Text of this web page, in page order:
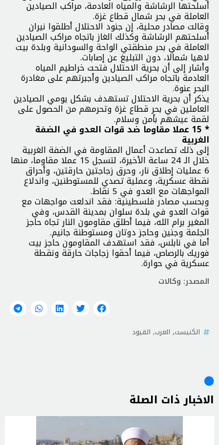
أسلحتها الرشاشة والمياه العادمة، مراكب الصيادين
العاملة في بحر شمال قطاع غزة.
وقالت مصادر محلية، إن جنود الاحتلال أطلقوا نيران
أسلحتهم الرشاشة وكذلك الغاز باتجاه مراكب الصيادين
العاملة في بحر منطقتي الواحة والسودانية وبلدة بيت
لاهيا شمالا، دون التبليغ عن إصابات.
وأشار إلى أن بحرية الاحتلال فتحت خراطيم المياه
العادمة باتجاه مراكب الصيادين وأجبرتهم على مغادرة
البحر عنوة.
يذكر أن بحرية الاحتلال تستهدف بشكل يومي الصيادين
العاملين في بحر قطاع غزة وتحرمهم من الحصول على
لقمة عيشهم بأمن وسلام.
* 15 عملا مقاوما ضد قوات العدو في الضفة
الغربية
إلى ذلك تصاعدت أعمال المقاومة في الضفة الغربية
خلال الـ 24 ساعة الأخيرة، لتسجل 15 عملا مقاوما، منها
6 عمليات إطلاق نار، وحرق زجاجتين حارقتين، وأحراق
نقطة عسكرية، وعملية تصدي للمستوطنين، واندلاع
المواجهات مع العدو في 5 نقاط.
وبحسب مصادر فلسطينية: فقد اندلعت مواجهات مع
قوات العدو في بلدة سلوان بمدينة القدس، وفي
المغير برام الله، فيما أطلق مقاومون النار تجاه حاجز
الجلمة وجنين وحاجز دوتان ومستوطنة جانيم.
أما في نابلس، فقد استهدف المقاومون حاجز بيت
فوريك بالرصاص، فيما أحقوا زجاجات حارقة ونقطة
عسكرية في حوارة.
المصدر: وكالات
الكنيست, العرب, القيود
الاخبار ذات الصلة